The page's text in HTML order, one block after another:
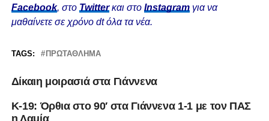
Facebook, στο Twitterκαι στο Instagram για να
μαθαίνετε σε χρόνο dt όλα τα νέα.
TAGS: ΠΡΩΤΆΘΛΗΜΑ
Δίκαιη μοιρασιά στα Γιάννενα
K-19: Όρθια στο 90′ στα Γιάννενα 1-1 με τον ΠΑΣ